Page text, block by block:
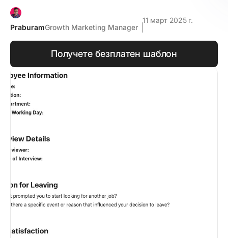
PraburamGrowth Marketing Manager
11 март 2025 г.
Получете безплатен шаблон